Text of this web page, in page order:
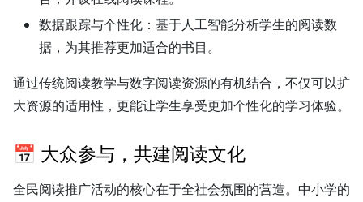
数据跟踪与个性化： 基于人工智能分析学生的阅读数
据，为其推荐更加适合的书目。
通过传统阅读教学与数字阅读资源的有机结合，不仅可以扩
大资源的适用性，更能让学生享受更加个性化的学习体验。
📅 大众参与，共建阅读文化
全民阅读推广活动的核心在于全社会氛围的营造。中小学的